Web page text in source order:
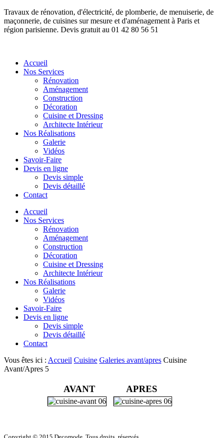
Travaux de rénovation, d'électricité, de plomberie, de menuiserie, de
maçonnerie, de cuisines sur mesure et d'aménagement à Paris et
région parisienne. Devis gratuit au 01 42 80 56 51
Accueil
Nos Services
Rénovation
Aménagement
Construction
Décoration
Cuisine et Dressing
Architecte Intérieur
Nos Réalisations
Galerie
Vidéos
Savoir-Faire
Devis en ligne
Devis simple
Devis détaillé
Contact
Accueil
Nos Services
Rénovation
Aménagement
Construction
Décoration
Cuisine et Dressing
Architecte Intérieur
Nos Réalisations
Galerie
Vidéos
Savoir-Faire
Devis en ligne
Devis simple
Devis détaillé
Contact
Vous êtes ici : Accueil Cuisine Galeries avant/apres Cuisine
Avant/Apres 5
AVANT APRES